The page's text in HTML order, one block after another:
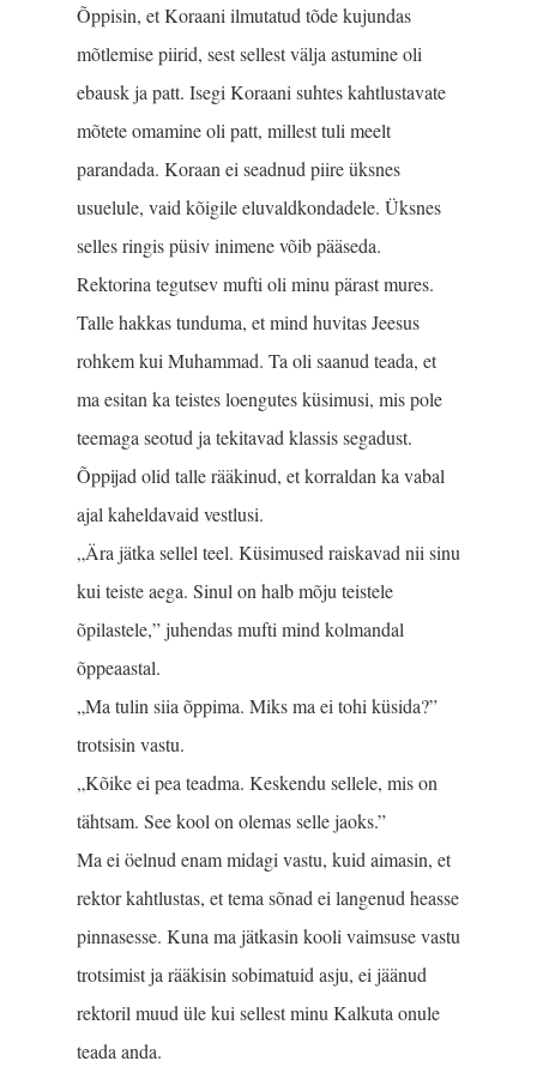
Õppisin, et Koraani ilmu­tatud tõde kujundas
mõtlemise piirid, sest sellest välja astumine oli
ebausk ja patt. Isegi Koraani suhtes kahtlustavate
mõtete oma­mine oli patt, millest tuli meelt
parandada. Koraan ei seadnud piire üksnes
usuelule, vaid kõigile eluvaldkondadele. Üksnes
selles ringis püsiv inimene võib pääseda.
Rektorina tegutsev mufti oli minu pärast mures.
Talle hakkas tunduma, et mind huvitas Jeesus
rohkem kui Muhammad. Ta oli saanud teada, et
ma esitan ka teistes loengutes küsimusi, mis pole
teemaga seotud ja tekitavad klassis segadust.
Õppijad olid talle rääkinud, et korraldan ka vabal
ajal kaheldavaid vestlusi.
„Ära jätka sellel teel. Küsimused raiskavad nii sinu
kui teiste aega. Sinul on halb mõju teistele
õpilastele,” juhendas mufti mind kolmandal
õppeaastal.
„Ma tulin siia õppima. Miks ma ei tohi küsida?”
trotsisin vastu.
„Kõike ei pea teadma. Keskendu sellele, mis on
tähtsam. See kool on olemas selle jaoks.”
Ma ei öelnud enam midagi vastu, kuid aimasin, et
rektor kahtlustas, et tema sõnad ei langenud heasse
pinnasesse. Kuna ma jätkasin kooli vaimsuse vastu
trotsimist ja rääkisin sobimatuid asju, ei jäänud
rektoril muud üle kui sellest minu Kalkuta onule
teada anda.